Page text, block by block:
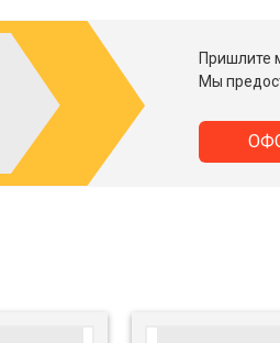
Пришлите
Мы